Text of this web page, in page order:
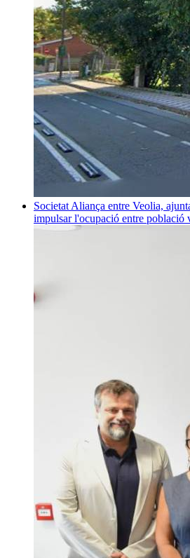
Societat Aliança entre Veolia,
impulsar l'ocupació entre població